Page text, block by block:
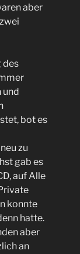
aber
des
und
bot es
zu
gab es
auf Alle
konnte
hatte.
aber
an